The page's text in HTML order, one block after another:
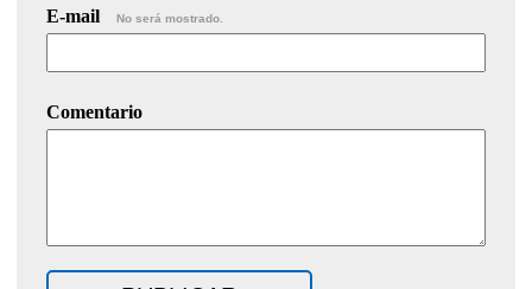
E-mail No será mostrado.
Comentario